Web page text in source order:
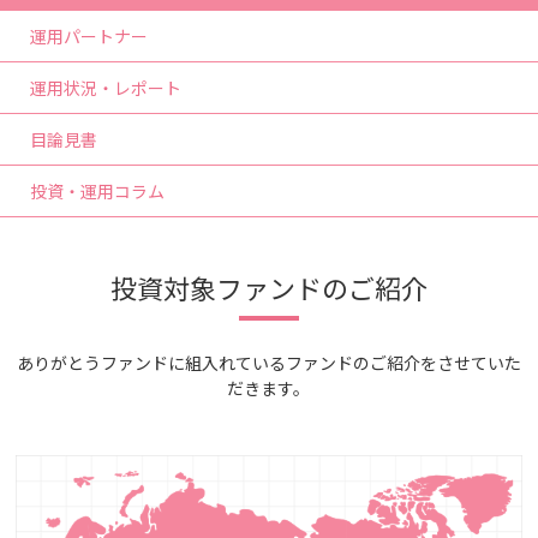
運用パートナー
運用状況・レポート
目論見書
投資・運用コラム
投資対象ファンドのご紹介
ありがとうファンドに組入れているファンドのご紹介をさせていた
だきます。